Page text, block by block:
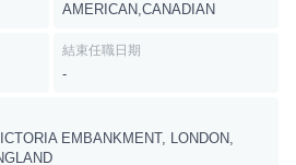
AMERICAN,CANADIAN
結束任職日期
-
EMBANKMENT, LONDON,